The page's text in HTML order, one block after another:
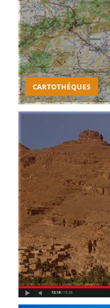
CARTOTHÉQUES